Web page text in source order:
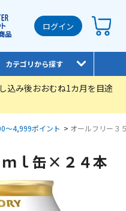
ログイン
カテゴリから探す
込み後おおむね1カ月を目途
～4,999ポイント > オールフリー３
ｌ缶×２４本